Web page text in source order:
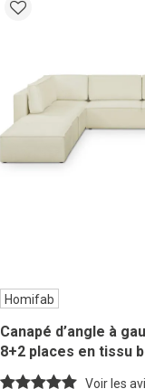
Homifab
Canapé d’angle à
8+2 places en tissu
Voir les